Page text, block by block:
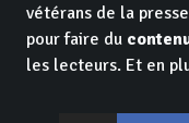
vétérans de la presse
pour faire du
les lecteurs. Et en